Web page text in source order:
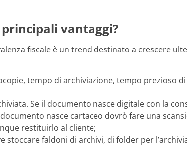
vantaggi?
fiscale è un trend destinato a crescere
tempo di archiviazione, tempo prezioso
Se il documento nasce digitale con la
nasce cartaceo dovrò fare una
restituirlo al cliente;
stoccare faldoni di archivi, di folder per